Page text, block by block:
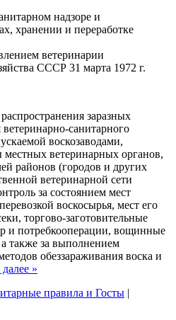
надзоре и
хранении и переработке
ветеринарии
СССР 31 марта 1972 г.
заразных
санитарного
воскозаводами,
местных ветеринарных органов,
районов (городов и других
ветеринарной сети
за состоянием мест
воскосырья, мест его
торгово-заготовительные
и потребкооперации, вощинные
также за выполнением
обеззараживания воска и
»
правила и Госты |